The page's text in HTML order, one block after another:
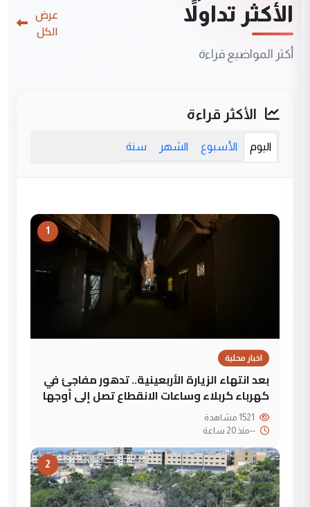
الأكثر تداولاً
أكثر المواضيع قراءة
عرض
الكل
الأكثر قراءة
اليوم الأسبوع الشهر سنة
1
اخبار محلية
بعد انتهاء الزيارة الأربعينية.. تدهور مفاجئ في
كهرباء كربلاء وساعات الانقطاع تصل إلى أوجها
--منذ 20 ساعة
2